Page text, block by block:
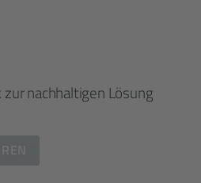
nachhaltigen Lösung